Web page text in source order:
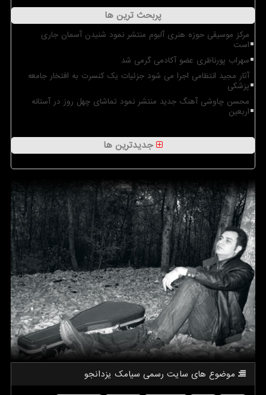
پربحث ترین ها
مرکز موسیقی حوزه هنری آلبوم منتشر نمود شنیدن آسمان جاری
است
سهراب پورناظری عضو آکادمی گرمی شد
آثار مجید انتظامی اجرا می شود جزئیات یک کنسرت به افتخار جامعه
پزشکی
محسن چاوشی آهنگ جدید منتشر نمود تماشای چهل روز در آستانه
اربعین
جدیدترین ها
موضوع های سایت رسمی سیامك یزدانجو